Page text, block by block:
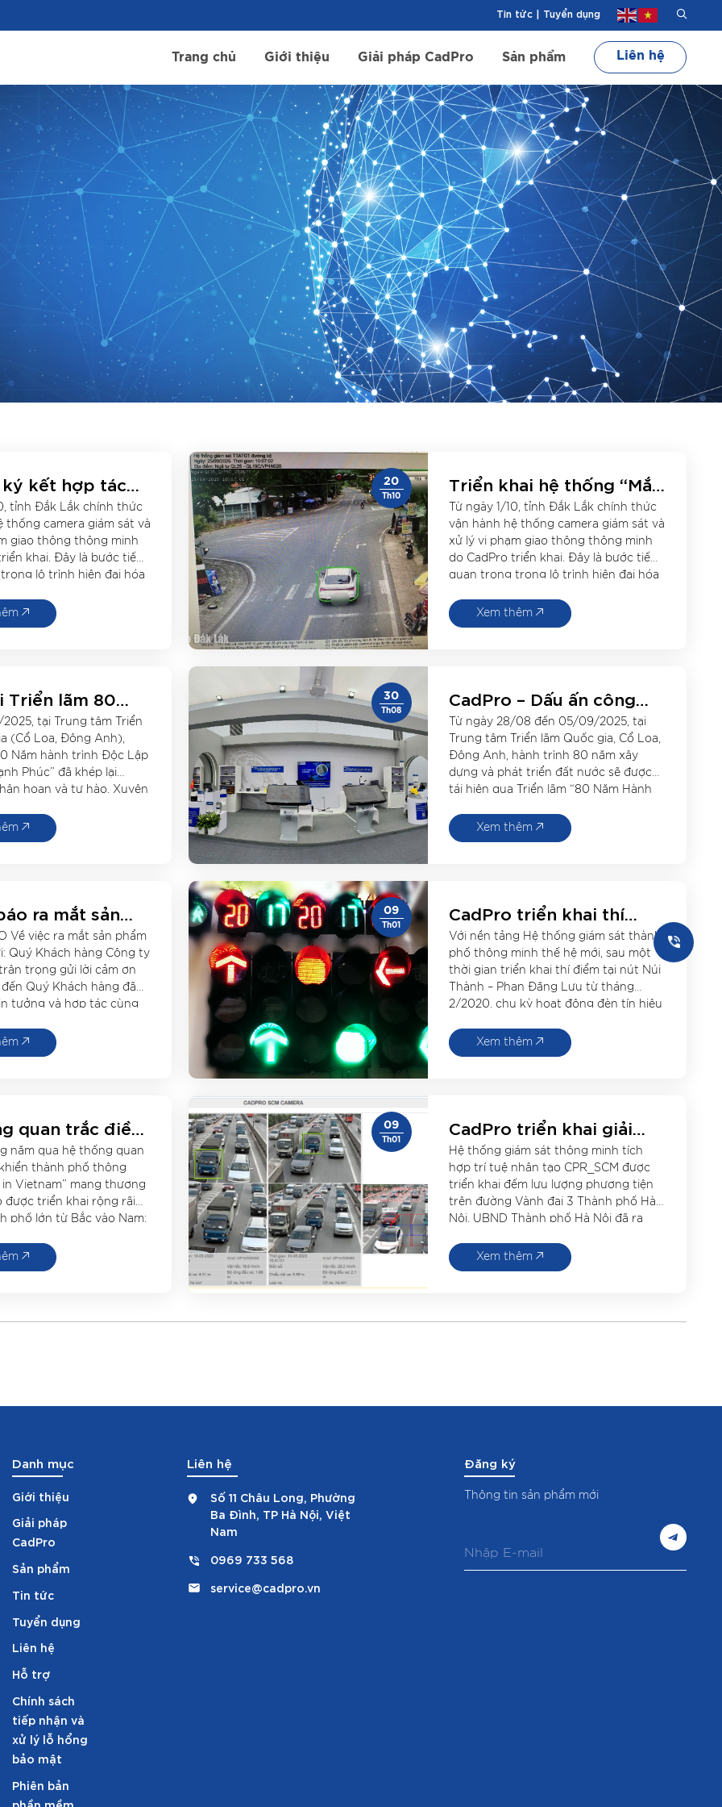
Tin tức| Tuyển dụng
Trang chủ Giới thiệu Giải pháp CadPro Sản phẩm Liên hệ
ký kết hợp tác
thúc đẩy đào
cứu và ứng
nghệ
tỉnh Đắk Lắk chính thức
thống camera giám sát và
giao thông thông minh
khai. Đây là bước tiến
lộ trình hiện đại hóa
minh, an toàn, […]
20
Th10
Triển khai hệ thống “Mắt
thần” công nghệ AI giám
sát giao thông thông
minh tại Đắk Lắk
Từ ngày 1/10, tỉnh Đắk Lắk chính thức
vận hành hệ thống camera giám sát và
xử lý vi phạm giao thông thông minh
do CadPro triển khai. Đây là bước tiến
quan trọng trong lộ trình hiện đại hóa
dựng đô thị thông minh, an toàn, […]
Xem thêm
Triển lãm 80
khánh: CadPro
sáng của
hóa khát vọng
Việt
2025, tại Trung tâm Triển
(Cổ Loa, Đông Anh),
Năm hành trình Độc Lập
Phúc” đã khép lại
hoan và tự hào. Xuyên
hiện một hành trình lịch
30
Th08
CadPro – Dấu ấn công
nghệ Việt tại Triển lãm
“80 Năm Thành Tựu Đất
Nước”
Từ ngày 28/08 đến 05/09/2025, tại
Trung tâm Triển lãm Quốc gia, Cổ Loa,
Đông Anh, hành trình 80 năm xây
dựng và phát triển đất nước sẽ được
tái hiện qua Triển lãm “80 Năm Hành
Đây là sự kiện quy tụ hàng chục tỉnh
[…]
Xem thêm
ra mắt sản
Về việc ra mắt sản phẩm
Quý Khách hàng Công ty
trọng gửi lời cảm ơn
Quý Khách hàng đã
tưởng và hợp tác cùng
báo: Trong năm 2023
09
Th01
CadPro triển khai thí
điểm hệ thống điều
khiển đèn tín hiệu thông
minh và cải thiện môi
trường thành phố tại nút
giao Núi Thành – Phan
Đăng Lưu
Với nền tảng Hệ thống giám sát thành
phố thông minh thế hệ mới, sau một
thời gian triển khai thí điểm tại nút Núi
Thành – Phan Đăng Lưu từ tháng
2/2020, chu kỳ hoạt động đèn tín hiệu
gian chờ đèn đỏ mỗi hướng giảm […]
Xem thêm
quan trắc điều
phố thông
giao thông
do CadPro
chế tạo được
lắp đặt tại
dự án trên cả
năm qua hệ thống quan
thành phố thông
in Vietnam” mang thương
được triển khai rộng rãi
phố lớn từ Bắc vào Nam:
Tàu, Tp. Hồ Chính Minh.
bị tích […]
09
Th01
CadPro triển khai giải
pháp đếm xe thông minh
trên đường Vành đai 3
thành phố Hà Nội
Hệ thống giám sát thông minh tích
hợp trí tuệ nhân tạo CPR_SCM được
triển khai đếm lưu lượng phương tiện
trên đường Vành đai 3 Thành phố Hà
Nội. UBND Thành phố Hà Nội đã ra
29/4/2020 về việc sửa chữa khẩn cấp
sự cố xô lệch gối cầu […]
Xem thêm
Danh mục
Giới thiệu
Giải pháp
CadPro
Sản phẩm
Tin tức
Tuyển dụng
Liên hệ
Hỗ trợ
Chính sách
tiếp nhận và
xử lý lỗ hổng
bảo mật
Phiên bản
phần mềm
Liên hệ
Số 11 Châu Long, Phường
Ba Đình, TP Hà Nội, Việt
Nam
0969 733 568
service@cadpro.vn
Đăng ký
Thông tin sản phẩm mới
m
a